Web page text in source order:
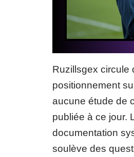
Ruzillsgex circule
positionnement
aucune étude de
publiée à ce jour.
documentation
soulève des